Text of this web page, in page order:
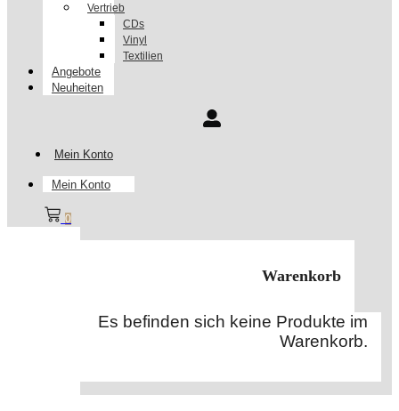
Vertrieb
CDs
Vinyl
Textilien
Angebote
Neuheiten
Mein Konto
Mein Konto
0
Warenkorb
Es befinden sich keine Produkte im
Warenkorb.